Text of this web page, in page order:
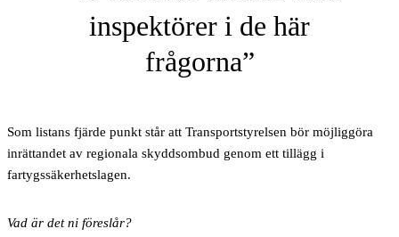
inspektörer i de här
frågorna
Som listans fjärde punkt står att Transportstyrelsen bör möjliggöra
inrättandet av regionala skyddsombud genom ett tillägg i
fartygssäkerhetslagen.
Vad är det ni föreslår?